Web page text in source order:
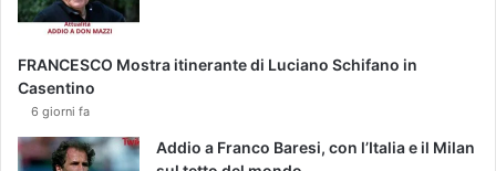
FRANCESCO Mostra itinerante di Luciano Schifano in
Casentino
6 giorni fa
Addio a Franco Baresi, con l’Italia e il Milan